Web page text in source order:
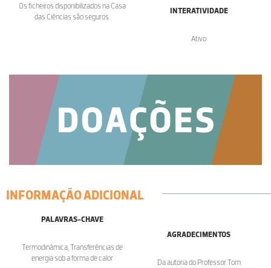
Os ficheiros disponibilizados na Casa
das Ciências são seguros.
INTERATIVIDADE
Ativo
INFORMAÇÃO ADICIONAL
PALAVRAS-CHAVE
Termodinâmica, Transferências de
energia sob a forma de calor
AGRADECIMENTOS
Da autoria do Professor Tom